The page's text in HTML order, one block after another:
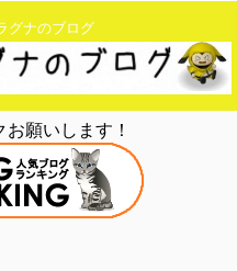
グナのブログ
願いします！